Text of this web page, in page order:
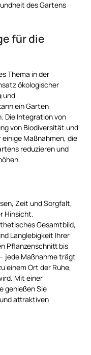
des Gartens
für die
Thema in der
ökologischer
und
ein Garten
Die Integration von
von Biodiversität und
Maßnahmen, die
reduzieren und
Zeit und Sorgfalt,
Hinsicht.
Gesamtbild,
Langlebigkeit Ihrer
Pflanzenschnitt bis
jede Maßnahme trägt
einem Ort der Ruhe,
Mit einer
genießen Sie
attraktiven